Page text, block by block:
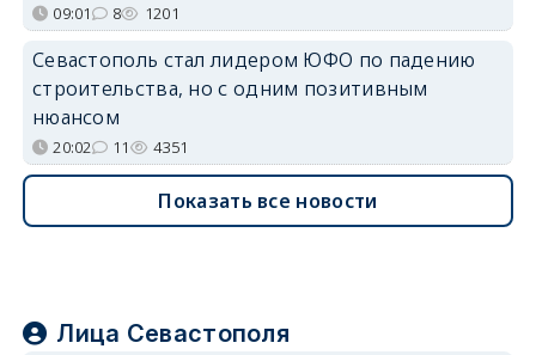
09:01 8 1201
Севастополь стал лидером ЮФО по падению
строительства, но с одним позитивным
нюансом
20:02 11 4351
Показать все новости
Лица Севастополя